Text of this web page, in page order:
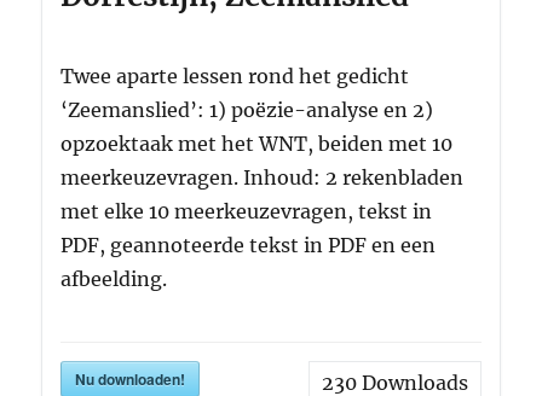
Twee aparte lessen rond het gedicht
‘Zeemanslied’: 1) poëzie-analyse en 2)
opzoektaak met het WNT, beiden met 10
meerkeuzevragen. Inhoud: 2 rekenbladen
met elke 10 meerkeuzevragen, tekst in
PDF, geannoteerde tekst in PDF en een
afbeelding.
Nu downloaden! 230Downloads